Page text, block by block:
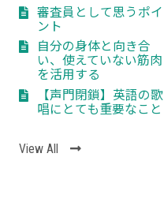
審査員として思うポイ
ント
自分の身体と向き合
い、使えていない筋肉
を活用する
【声門閉鎖】英語の歌
唱にとても重要なこと
View All